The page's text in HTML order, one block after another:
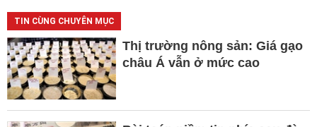
TIN CÙNG CHUYÊN MỤC
Thị trường nông sản: Giá gạo
châu Á vẫn ở mức cao